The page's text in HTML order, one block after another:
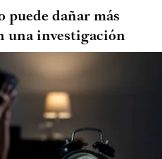
puede dañar más
una investigación